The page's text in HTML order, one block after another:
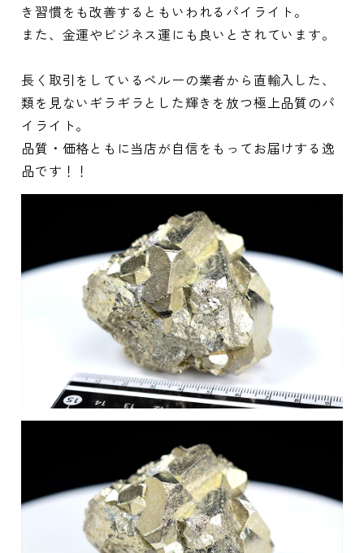
き習慣をも改善するともいわれるパイライト。
また、金運やビジネス運にも良いとされています。
長く取引をしているペルーの業者から直輸入した、
類を見ないギラギラとした輝きを放つ極上品質のパ
イライト。
品質・価格ともに当店が自信をもってお届けする逸
品です！！